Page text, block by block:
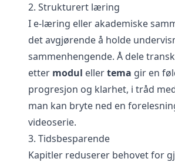
2. Strukturert læring
I e-læring eller akademiske
det avgjørende å holde
sammenhengende. Å dele
etter modul ellertema gir en
progresjon og klarhet, i tråd
man kan bryte ned en
videoserie.
3. Tidsbesparende
Kapitler reduserer behovet for